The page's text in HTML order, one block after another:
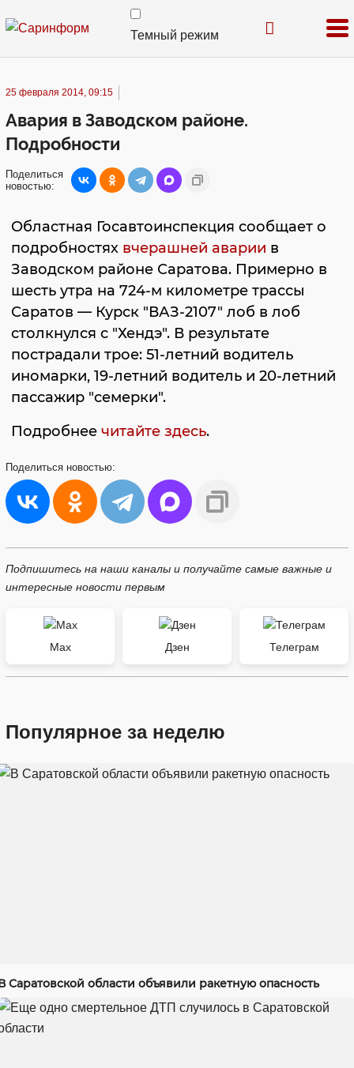
Темный режим
25 февраля 2014, 09:15
Авария в Заводском районе.
Подробности
Поделиться
новостью:
Областная Госавтоинспекция сообщает о
подробностях вчерашней аварии в
Заводском районе Саратова. Примерно в
шесть утра на 724-м километре трассы
Саратов — Курск "ВАЗ-2107" лоб в лоб
столкнулся с "Хендэ". В результате
пострадали трое: 51-летний водитель
иномарки, 19-летний водитель и 20-летний
пассажир "семерки".
Подробнее читайте здесь.
Поделиться новостью:
Подпишитесь на наши каналы и получайте самые важные и
интересные новости первым
Max Дзен Телеграм
Популярное за неделю
Саратовской области объявили ракетную опасность